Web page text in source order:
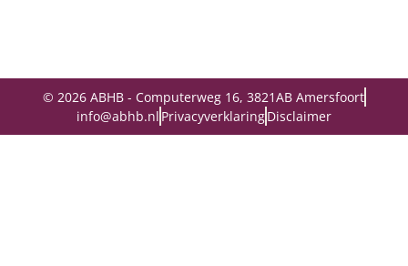
© 2026 ABHB - Computerweg 16, 3821AB Amersfoort
info@abhb.nl PrivacyverklaringDisclaimer